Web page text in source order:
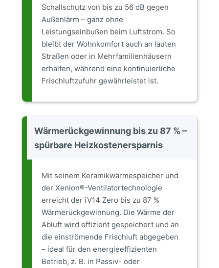
Schallschutz von bis zu 56 dB gegen
Außenlärm – ganz ohne
Leistungseinbußen beim Luftstrom. So
bleibt der Wohnkomfort auch an lauten
Straßen oder in Mehrfamilienhäusern
erhalten, während eine kontinuierliche
Frischluftzufuhr gewährleistet ist.
Wärmerückgewinnung bis zu 87 % –
spürbare Heizkostenersparnis
Mit seinem Keramikwärmespeicher und
der Xenion®-Ventilatortechnologie
erreicht der iV14 Zero bis zu 87 %
Wärmerückgewinnung. Die Wärme der
Abluft wird effizient gespeichert und an
die einströmende Frischluft abgegeben
– ideal für den energieeffizienten
Betrieb, z. B. in Passiv- oder